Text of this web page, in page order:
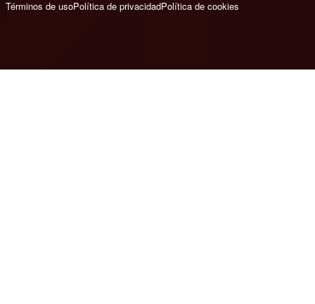
Términos de usoPolítica de privacidadPolítica de cookies